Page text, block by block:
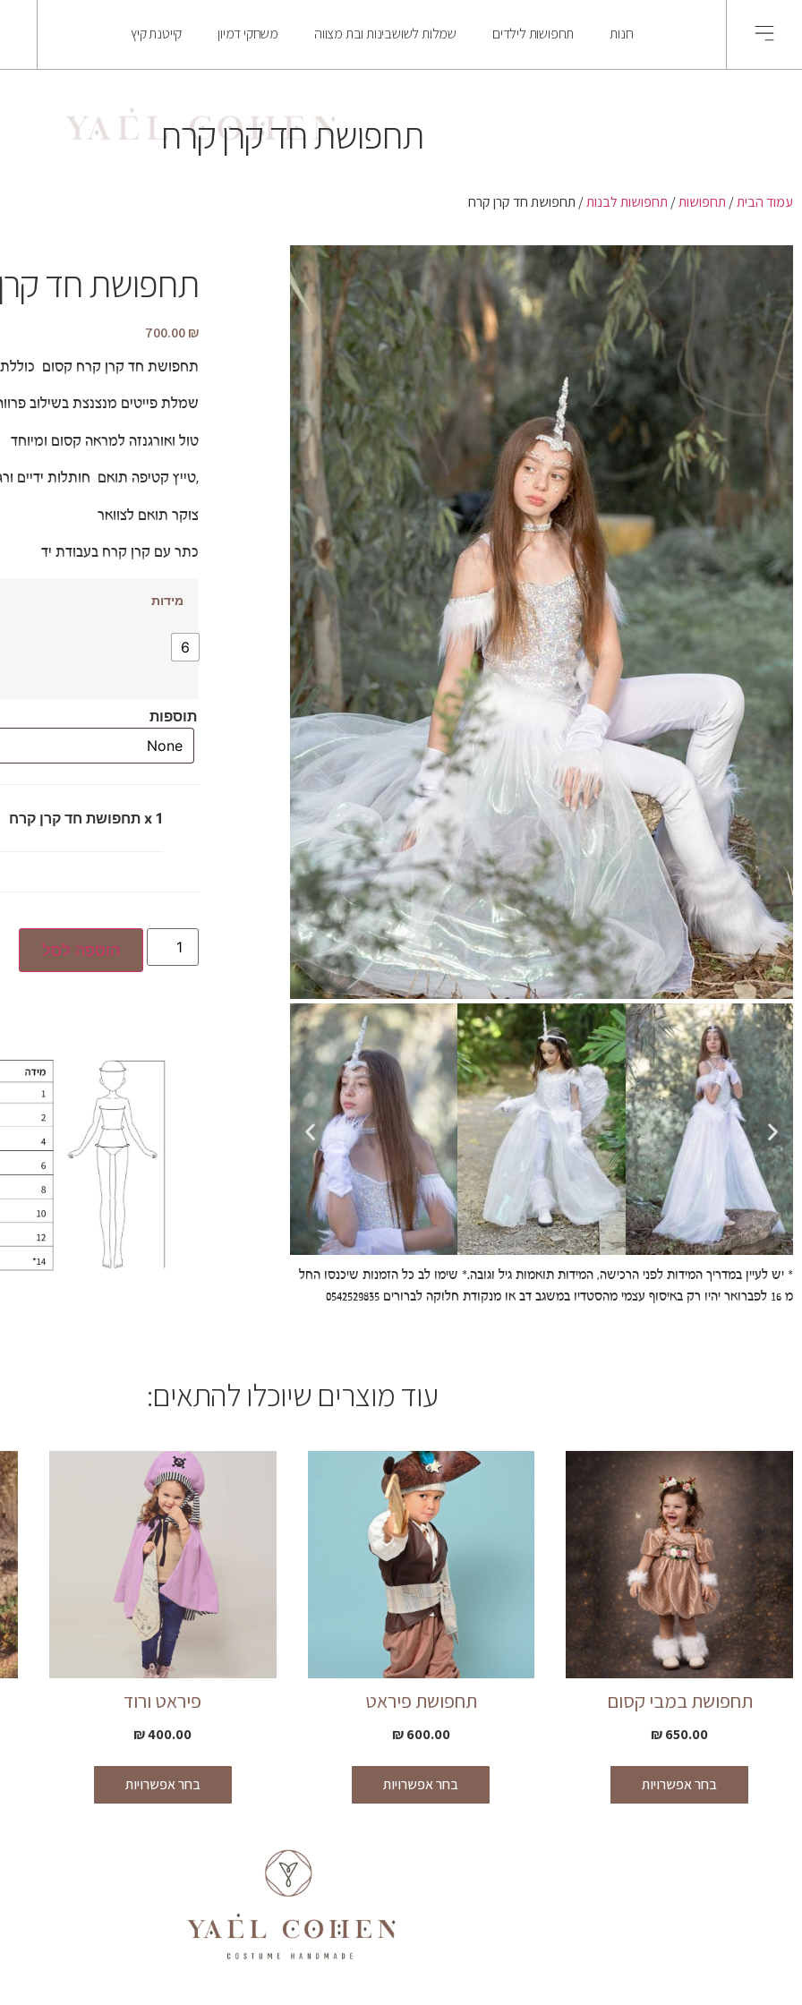
חנות תחפושות לילדים שמלות לשושבינות ובת מצווה משחקי דמיון קייטנת קיץ
תחפושת חד קרן קרח
עמוד הבית/ תחפושות/ תחפושות לבנות/ תחפושת חד קרן קרח
* יש לעיין במדריך המידות לפני הרכישה, המידות תואמות גיל וגובה.* שימו לב כל הזמנות שיכנסו החל
מ 16 לפברואר יהיו רק באיסוף עצמי מהסטדיו במשגב דב או מנקודת חלוקה לברורים 0542529835
תחפושת חד
700.00₪
תחפושת חד קרן קרח קסום
שמלת פייטים מנצנצת בשילוב
טול ואורגנזה למראה קסום ומיוחד
,טייץ קטיפה תואם חותלות ידיים
צוקר תואם לצוואר
כתר עם קרן קרח בעבודת יד
מידות
6
תוספות
x 1תחפושת חד קרן קרח
הוספה לסל
עוד מוצרים שיוכלו להתאים:
תחפושת במבי קסום
650.00
₪
בחר אפשרויות
תחפושת פיראט
600.00
₪
בחר אפשרויות
פיראט ורוד
400.00
₪
בחר אפשרויות